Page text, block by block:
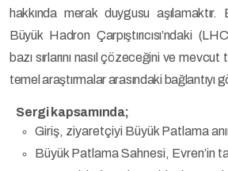
hakkında merak duygusu
Büyük Hadron Çarpıştırıcısı’ndaki
bazı sırlarını nasıl çözeceğini ve
temel araştırmalar arasındaki bağlantıyı
Sergi kapsamında;
Giriş, ziyaretçiyi Büyük Patlama
Büyük Patlama Sahnesi, Evren’in